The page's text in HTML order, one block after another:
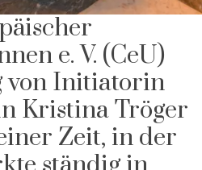
e. V. (CeU)
von Initiatorin
Kristina Tröger
Zeit, in der